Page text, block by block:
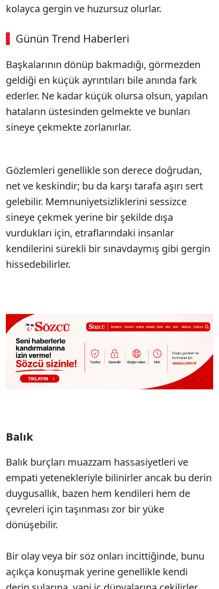
kolayca gergin ve huzursuz olurlar.
Günün Trend Haberleri
Başkalarının dönüp bakmadığı, görmezden
geldiği en küçük ayrıntıları bile anında fark
ederler. Ne kadar küçük olursa olsun, yapılan
hataların üstesinden gelmekte ve bunları
sineye çekmekte zorlanırlar.
Gözlemleri genellikle son derece doğrudan,
net ve keskindir; bu da karşı tarafa aşırı sert
gelebilir. Memnuniyetsizliklerini sessizce
sineye çekmek yerine bir şekilde dışa
vurdukları için, etraflarındaki insanlar
kendilerini sürekli bir sınavdaymış gibi gergin
hissedebilirler.
Balık
Balık burçları muazzam hassasiyetleri ve
empati yetenekleriyle bilinirler ancak bu derin
duygusallık, bazen hem kendileri hem de
çevreleri için taşınması zor bir yüke
dönüşebilir.
Bir olay veya bir söz onları incittiğinde, bunu
açıkça konuşmak yerine genellikle kendi